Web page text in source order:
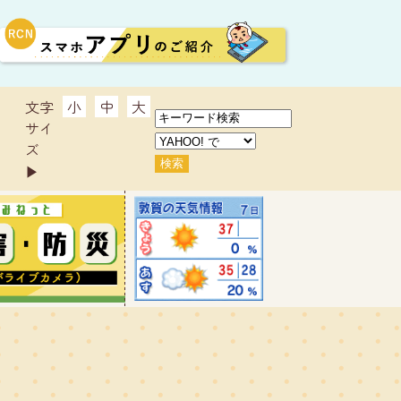
文字
サイ
ズ
▶︎
小 中 大